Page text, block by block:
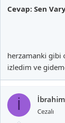
Cevap: Sen
herzamanki gibi
izledim ve
İ Cezalı